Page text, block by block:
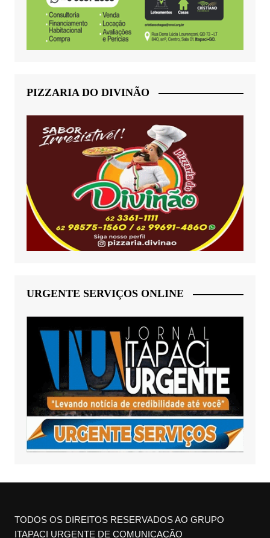
PIZZARIA DO DIVINÃO
URGENTE SERVIÇOS ONLINE
TODOS OS DIREITOS RESERVADOS AO GRUPO
ITAPACI URGENTE DE COMUNICAÇÃO